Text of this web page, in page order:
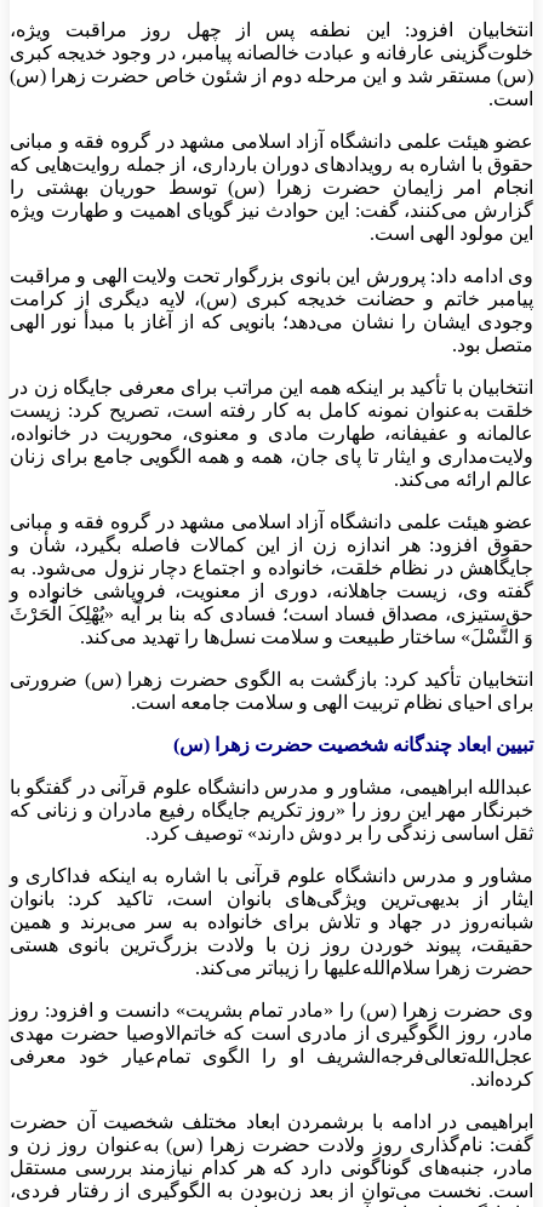
انتخابیان افزود: این نطفه پس از چهل روز مراقبت ویژه،
خلوت‌گزینی عارفانه و عبادت خالصانه پیامبر، در وجود خدیجه کبری
(س) مستقر شد و این مرحله دوم از شئون خاص حضرت زهرا (س)
است.
عضو هیئت علمی دانشگاه آزاد اسلامی مشهد در گروه فقه و مبانی
حقوق با اشاره به رویدادهای دوران بارداری، از جمله روایت‌هایی که
انجام امر زایمان حضرت زهرا (س) توسط حوریان بهشتی را
گزارش می‌کنند، گفت: این حوادث نیز گویای اهمیت و طهارت ویژه
این مولود الهی است.
وی ادامه داد: پرورش این بانوی بزرگوار تحت ولایت الهی و مراقبت
پیامبر خاتم و حضانت خدیجه کبری (س)، لایه دیگری از کرامت
وجودی ایشان را نشان می‌دهد؛ بانویی که از آغاز با مبدأ نور الهی
متصل بود.
انتخابیان با تأکید بر اینکه همه این مراتب برای معرفی جایگاه زن در
خلقت به‌عنوان نمونه کامل به کار رفته است، تصریح کرد: زیست
عالمانه و عفیفانه، طهارت مادی و معنوی، محوریت در خانواده،
ولایت‌مداری و ایثار تا پای جان، همه و همه الگویی جامع برای زنان
عالم ارائه می‌کند.
عضو هیئت علمی دانشگاه آزاد اسلامی مشهد در گروه فقه و مبانی
حقوق افزود: هر اندازه زن از این کمالات فاصله بگیرد، شأن و
جایگاهش در نظام خلقت، خانواده و اجتماع دچار نزول می‌شود. به
گفته وی، زیست جاهلانه، دوری از معنویت، فروپاشی خانواده و
حق‌ستیزی، مصداق فساد است؛ فسادی که بنا بر آیه «یُهْلِکَ الْحَرْثَ
وَ النَّسْلَ» ساختار طبیعت و سلامت نسل‌ها را تهدید می‌کند.
انتخابیان تأکید کرد: بازگشت به الگوی حضرت زهرا (س) ضرورتی
برای احیای نظام تربیت الهی و سلامت جامعه است.
تبیین ابعاد چندگانه شخصیت حضرت زهرا (س)
عبدالله ابراهیمی، مشاور و مدرس دانشگاه علوم قرآنی در گفتگو با
خبرنگار مهر این روز را «روز تکریم جایگاه رفیع مادران و زنانی که
ثقل اساسی زندگی را بر دوش دارند» توصیف کرد.
مشاور و مدرس دانشگاه علوم قرآنی با اشاره به اینکه فداکاری و
ایثار از بدیهی‌ترین ویژگی‌های بانوان است، تاکید کرد: بانوان
شبانه‌روز در جهاد و تلاش برای خانواده به سر می‌برند و همین
حقیقت، پیوند خوردن روز زن با ولادت بزرگ‌ترین بانوی هستی
حضرت زهرا سلام‌الله‌علیها را زیباتر می‌کند.
وی حضرت زهرا (س) را «مادر تمام بشریت» دانست و افزود: روز
مادر، روز الگوگیری از مادری است که خاتم‌الاوصیا حضرت مهدی
عجل‌الله‌تعالی‌فرجه‌الشریف او را الگوی تمام‌عیار خود معرفی
کرده‌اند.
ابراهیمی در ادامه با برشمردن ابعاد مختلف شخصیت آن حضرت
گفت: نام‌گذاری روز ولادت حضرت زهرا (س) به‌عنوان روز زن و
مادر، جنبه‌های گوناگونی دارد که هر کدام نیازمند بررسی مستقل
است. نخست می‌توان از بعد زن‌بودن به الگوگیری از رفتار فردی،